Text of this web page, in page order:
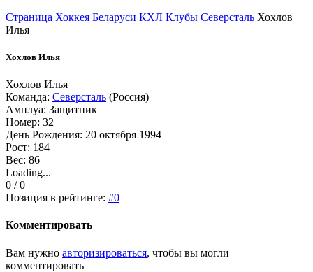
Страница Хоккея Беларуси КХЛ Клубы Северсталь Хохлов
Илья
Хохлов Илья
Хохлов Илья
Команда: Северсталь (Россия)
Амплуа: Защитник
Номер: 32
День Рождения: 20 октября 1994
Рост: 184
Вес: 86
Loading...
0 / 0
Позиция в рейтинге: #0
Комментировать
Вам нужно авторизироваться, чтобы вы могли
комментировать